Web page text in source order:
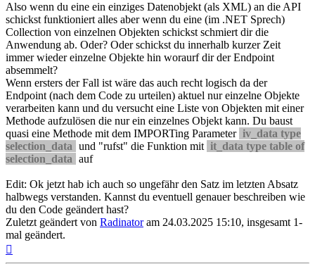
Also wenn du eine ein einziges Datenobjekt (als XML) an die API
schickst funktioniert alles aber wenn du eine (im .NET Sprech)
Collection von einzelnen Objekten schickst schmiert dir die
Anwendung ab. Oder? Oder schickst du innerhalb kurzer Zeit
immer wieder einzelne Objekte hin woraurf dir der Endpoint
absemmelt?
Wenn ersters der Fall ist wäre das auch recht logisch da der
Endpoint (nach dem Code zu urteilen) aktuel nur einzelne Objekte
verarbeiten kann und du versucht eine Liste von Objekten mit einer
Methode aufzulösen die nur ein einzelnes Objekt kann. Du baust
quasi eine Methode mit dem IMPORTing Parameter iv_data type
selection_data und "rufst" die Funktion mit it_data type table of
selection_data auf
Edit: Ok jetzt hab ich auch so ungefähr den Satz im letzten Absatz
halbwegs verstanden. Kannst du eventuell genauer beschreiben wie
du den Code geändert hast?
Zuletzt geändert von Radinatoram 24.03.2025 15:10, insgesamt 1-
mal geändert.